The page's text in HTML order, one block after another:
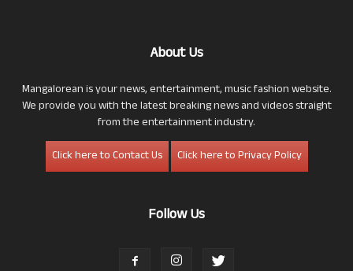
About Us
Mangalorean is your news, entertainment, music fashion website.
We provide you with the latest breaking news and videos straight
from the entertainment industry.
Click here to Contact Us
Click here to Privacy Policy
Follow Us